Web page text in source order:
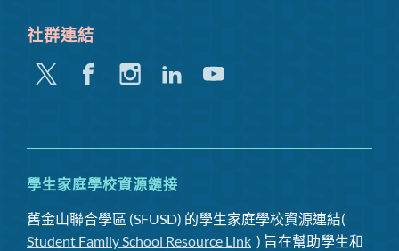
社群連結
嘰
FacebookInstagram
領
Youtube
學生家庭學校資源鏈接
舊金山聯合學區 (SFUSD) 的學生家庭學校資源連結(
Student Family School Resource Link ) 旨在幫助學生和